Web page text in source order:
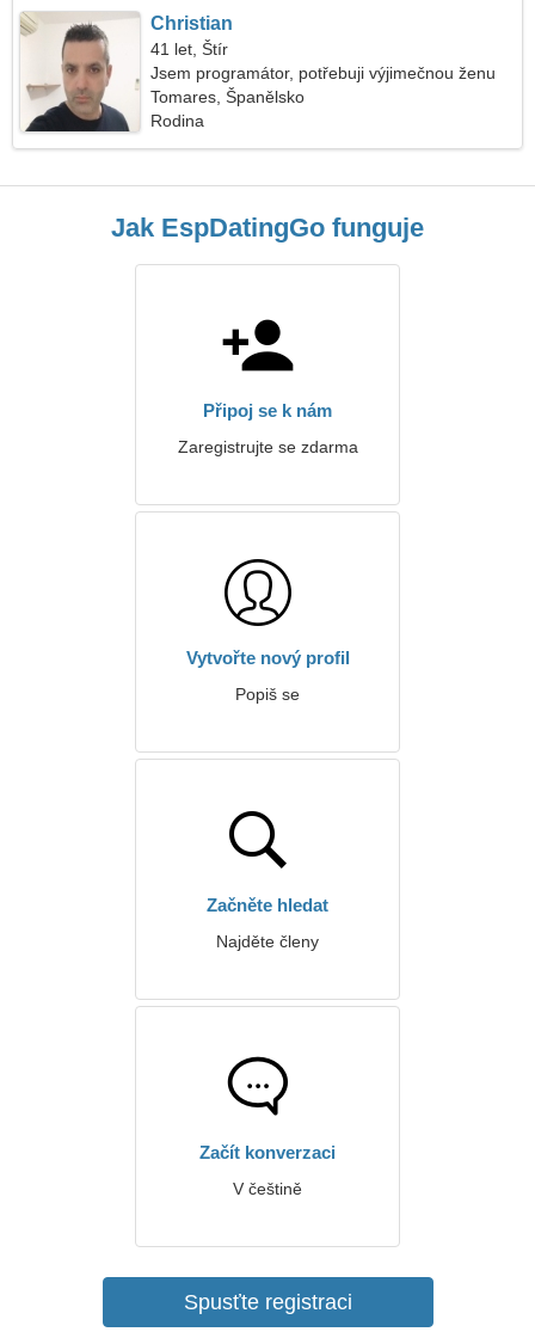
Christian
41 let, Štír
Jsem programátor, potřebuji výjimečnou ženu
Tomares, Španělsko
Rodina
Jak EspDatingGo funguje
Připoj se k nám
Zaregistrujte se zdarma
Vytvořte nový profil
Popiš se
Začněte hledat
Najděte členy
Začít konverzaci
V češtině
Spusťte registraci